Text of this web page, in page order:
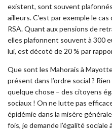
existent, sont souvent
ailleurs. C’est par exemple le
RSA. Quant aux pensions de
elles plafonnent souvent à 300
lui, est décoté de 20 % par
Que sont les Mahorais à
présent dans l’ordre social ?
quelque chose – des citoyens
sociaux ! On ne lutte pas
épidémie dans la misère
fois, je demande l’égalité sociale